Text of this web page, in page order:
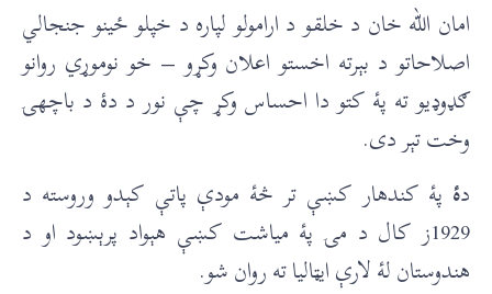
امان الله خان د خلقو د ارامولو لپاره د خپلو ځينو جنجالي
اصلاحاتو د بېرته اخستو اعلان وکړو – خو نوموړي روانو
ګډوډیو ته پۀ کتو دا احساس وکړ چې نور د دۀ د باچهۍ
وخت تېر دی.
دۀپۀ کندهار کښې تر څۀ مودې پاتې کېدو وروسته د
1929ز کال د مۍ پۀ میاشت کښې هېواد پرېښود او د
هندوستان لۀ لارې ایټالیا ته روان شو.